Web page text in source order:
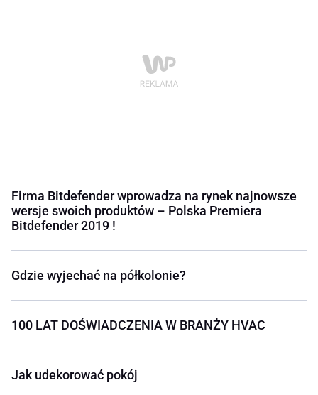
Firma Bitdefender wprowadza na rynek najnowsze
wersje swoich produktów – Polska Premiera
Bitdefender 2019 !
Gdzie wyjechać na półkolonie?
100 LAT DOŚWIADCZENIA W BRANŻY HVAC
Jak udekorować pokój